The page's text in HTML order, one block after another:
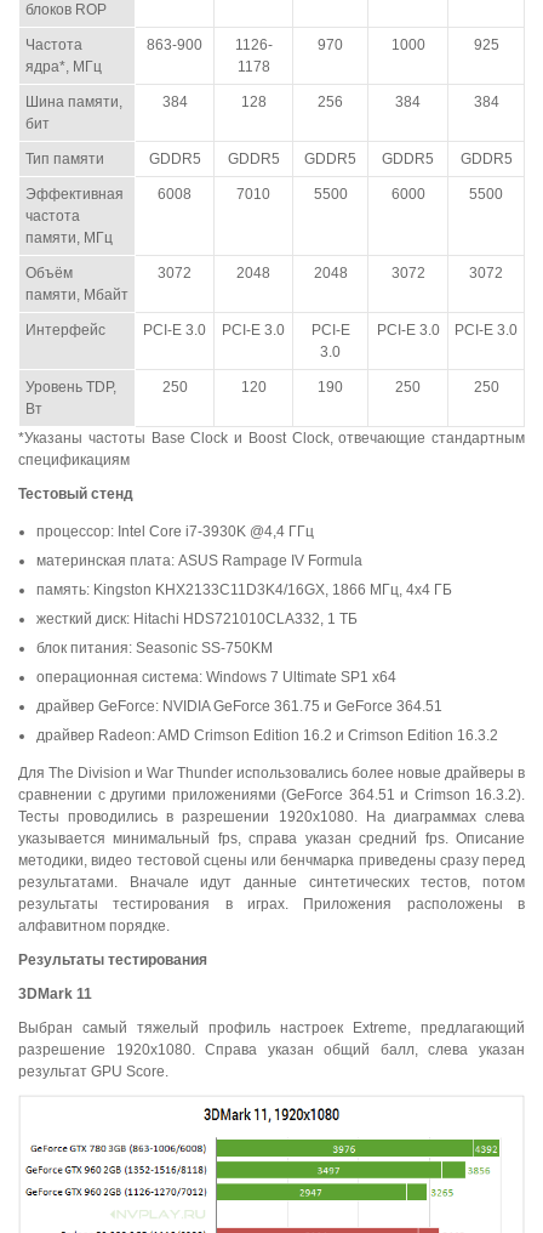
блоков ROP
Частота
ядра*, МГц
863-900
1126-
1178
970 1000 925
Шина памяти,
бит
384 128 256 384 384
Тип памяти GDDR5 GDDR5 GDDR5 GDDR5 GDDR5
Эффективная
частота
памяти, МГц
6008 7010 5500 6000 5500
Объём
памяти, Мбайт
3072 2048 2048 3072 3072
Интерфейс PCI-E 3.0 PCI-E 3.0
PCI-E
3.0
PCI-E 3.0 PCI-E 3.0
Уровень TDP,
Вт
250 120 190 250 250
*Указаны частоты Base Clock и Boost Clock, отвечающие стандартным
спецификациям
Тестовый стенд
процессор: Intel Core i7-3930K @4,4 ГГц
материнская плата: ASUS Rampage IV Formula
память: Kingston KHX2133C11D3K4/16GX, 1866 МГц, 4x4 ГБ
жесткий диск: Hitachi HDS721010CLA332, 1 TБ
блок питания: Seasonic SS-750KM
операционная система: Windows 7 Ultimate SP1 x64
драйвер GeForce: NVIDIA GeForce 361.75 и GeForce 364.51
драйвер Radeon: AMD Crimson Edition 16.2 и Crimson Edition 16.3.2
Для The Division и War Thunder использовались более новые драйверы в
сравнении с другими приложениями (GeForce 364.51 и Crimson 16.3.2).
Тесты проводились в разрешении 1920x1080. На диаграммах слева
указывается минимальный fps, справа указан средний fps. Описание
методики, видео тестовой сцены или бенчмарка приведены сразу перед
результатами. Вначале идут данные синтетических тестов, потом
результаты тестирования в играх. Приложения расположены в
алфавитном порядке.
Результаты тестирования
3DMark 11
Выбран самый тяжелый профиль настроек Extreme, предлагающий
разрешение 1920x1080. Справа указан общий балл, слева указан
результат GPU Score.